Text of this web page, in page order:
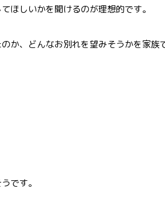
ほしいかを聞けるのが理想的です。
か、どんなお別れを望みそうかを家族
です。